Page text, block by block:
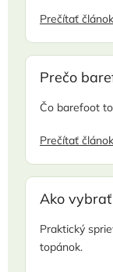
Prečítať článok
Prečo
Čo barefoot
Prečítať článok
Ako
Praktický
topánok.